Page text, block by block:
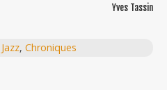
Yves Tassin
Jazz, Chroniques